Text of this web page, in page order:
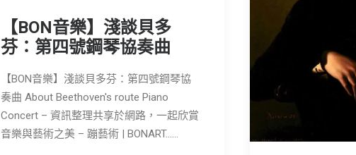
【BON音樂】淺談貝多
芬：第四號鋼琴協奏曲
【BON音樂】淺談貝多芬：第四號鋼琴協
奏曲 About Beethoven's route Piano
Concert – 資訊整理共享於網路，一起欣賞
音樂與藝術之美 – 蹦藝術 | BONART……